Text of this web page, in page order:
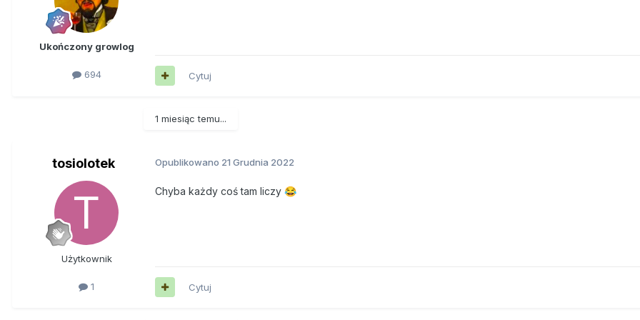
Ukończony growlog
694 Cytuj
1 miesiąc temu...
tosiolotek
Użytkownik
1
Opublikowano 21 Grudnia 2022
Chyba każdy coś tam liczy 😂
Cytuj